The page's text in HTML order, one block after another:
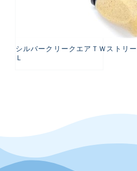
シルバークリークエアＴＷストリ
Ｌ